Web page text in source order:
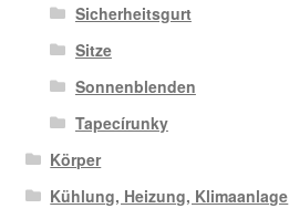
Sicherheitsgurt
Sitze
Sonnenblenden
Tapecírunky
Körper
Kühlung, Heizung, Klimaanlage